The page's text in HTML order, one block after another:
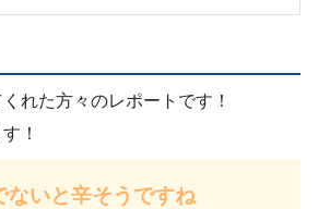
れた方々のレポートです！
！
ないと辛そうですね